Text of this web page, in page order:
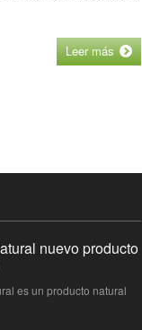
Leer más
nuevo producto
es un producto natural